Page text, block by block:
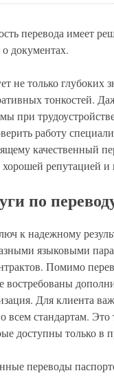
перевода имеет
о документах.
не только
тонкостей.
при
работу
качественный
репутацией
по
к надежному
языковыми
Помимо
востребованы
Для клиента
стандартам. Это
доступны только в
переводы